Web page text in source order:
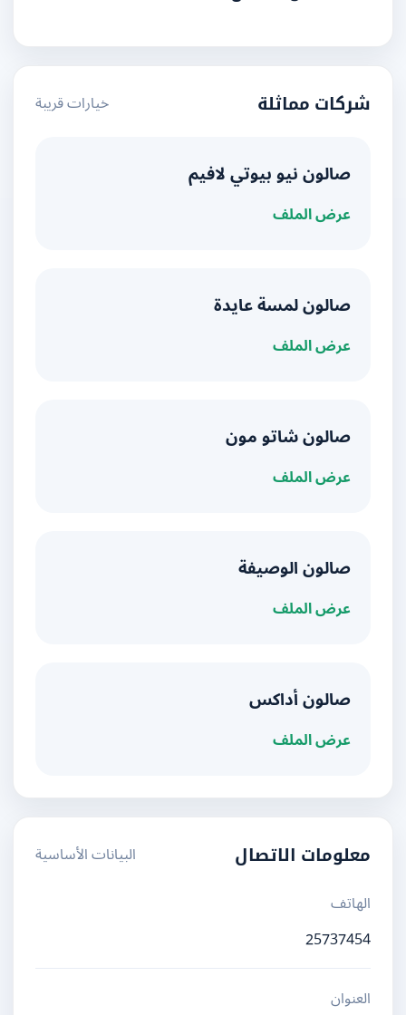
شركات مماثلة خيارات قريبة
صالون نيو بيوتي لافيم
عرض الملف
صالون لمسة عايدة
عرض الملف
صالون شاتو مون
عرض الملف
صالون الوصيفة
عرض الملف
صالون أداكس
عرض الملف
معلومات الاتصال
البيانات الأساسية
الهاتف
25737454
العنوان